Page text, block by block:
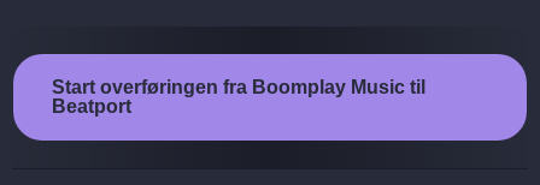
Start overføringen fra Boomplay Music til
Beatport